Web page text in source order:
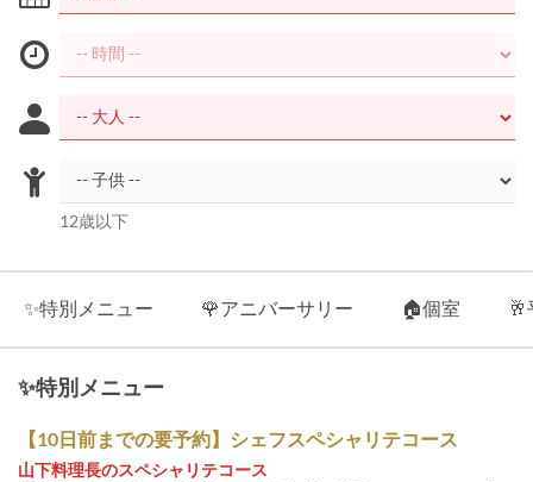
12歳以下
✨特別メニュー 🌹アニバーサリー 🏠個室
✨特別メニュー
【10日前までの要予約】シェフスペシャリテコース
山下料理長のスペシャリテコース